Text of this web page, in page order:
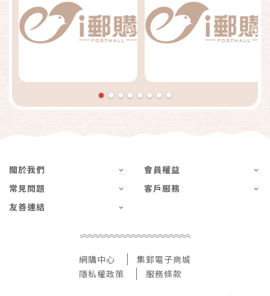
關於我們
會員權益
常見問題
客戶服務
友善連結
網購中心
集郵電子商城
隱私權政策
服務條款